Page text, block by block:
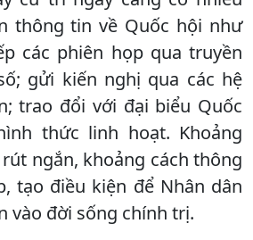
thông tin về Quốc hội như
các phiên họp qua truyền
gửi kiến nghị qua các hệ
trao đổi với đại biểu Quốc
thức linh hoạt. Khoảng
ngắn, khoảng cách thông
tạo điều kiện để Nhân dân
vào đời sống chính trị.